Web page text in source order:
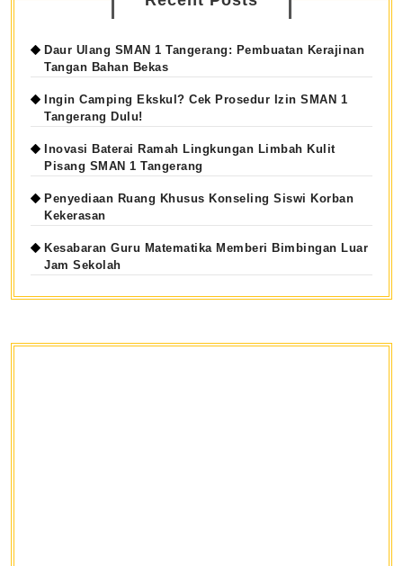
Daur Ulang SMAN 1 Tangerang: Pembuatan Kerajinan
Tangan Bahan Bekas
Ingin Camping Ekskul? Cek Prosedur Izin SMAN 1
Tangerang Dulu!
Inovasi Baterai Ramah Lingkungan Limbah Kulit
Pisang SMAN 1 Tangerang
Penyediaan Ruang Khusus Konseling Siswi Korban
Kekerasan
Kesabaran Guru Matematika Memberi Bimbingan Luar
Jam Sekolah